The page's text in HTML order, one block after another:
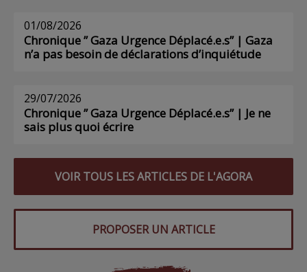
01/08/2026
Chronique ” Gaza Urgence Déplacé.e.s” | Gaza
n’a pas besoin de déclarations d’inquiétude
29/07/2026
Chronique ” Gaza Urgence Déplacé.e.s” | Je ne
sais plus quoi écrire
VOIR TOUS LES ARTICLES DE L'AGORA
PROPOSER UN ARTICLE